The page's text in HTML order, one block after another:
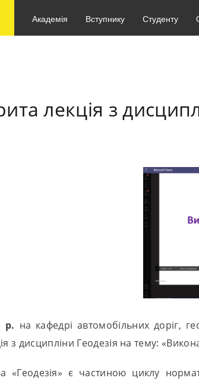
Академія Вступнику Студенту
лекція з
р. на кафедрі автомобільних доріг,
з дисципліни Геодезія на тему:
«Геодезія» є частиною циклу